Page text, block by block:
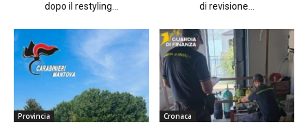
dopo il restyling...
di revisione...
Provincia Cronaca